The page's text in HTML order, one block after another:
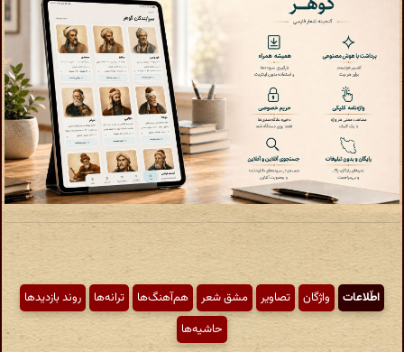
اطّلاعات واژگان تصاویر مشق شعر هم‌آهنگ‌ها ترانه‌ها
روند بازدیدها
حاشیه‌ها